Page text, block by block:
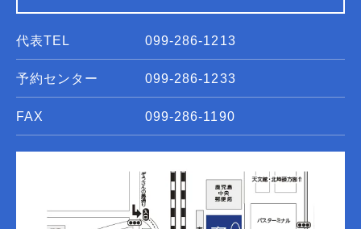
代表TEL 099-286-1213
予約センター 099-286-1233
FAX 099-286-1190